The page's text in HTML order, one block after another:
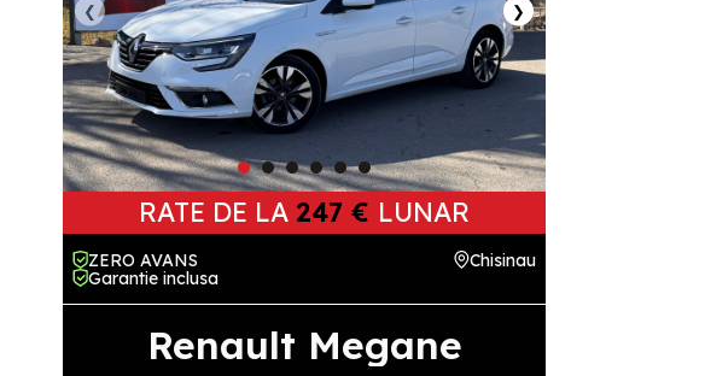
❮ ❯
RATE DE LA 247 € LUNAR
ZERO AVANS
Garantie inclusa
Chisinau
Renault Megane